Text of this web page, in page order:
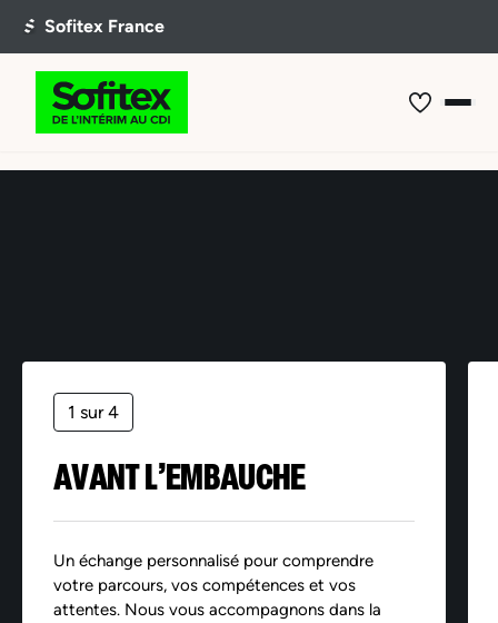
1 sur 4
AVANT L’EMBAUCHE
Un échange personnalisé pour comprendre
votre parcours, vos compétences et vos
attentes. Nous vous accompagnons dans la